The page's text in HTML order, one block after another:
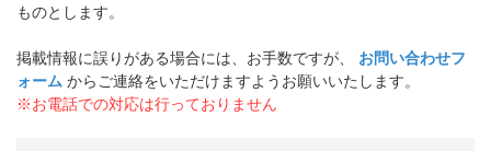
ものとします。
掲載情報に誤りがある場合には、お手数ですが、
お問い合わせフ
ォーム からご連絡をいただけますようお願いいたします。
※お電話での対応は行っておりません